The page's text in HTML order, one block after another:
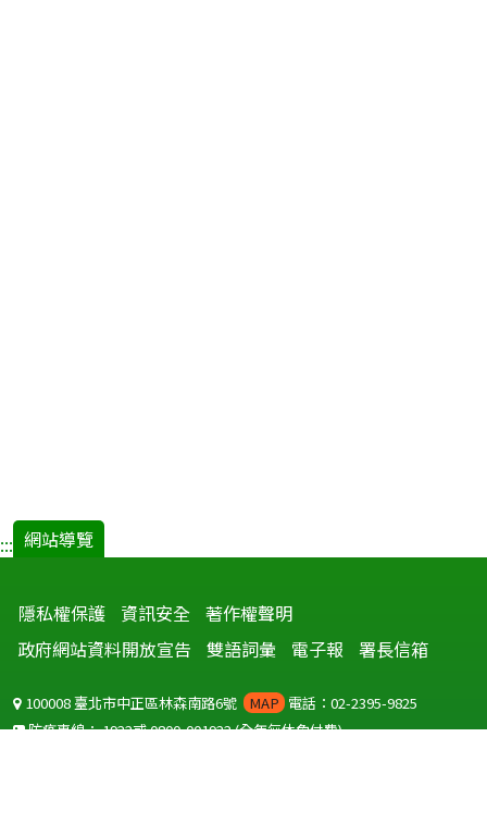
::: 網站導覽
隱私權保護 資訊安全 著作權聲明
政府網站資料開放宣告
雙語詞彙 電子報 署長信箱
100008 臺北市中正區林森南路6號 MAP 電話：02-2395-9825
防疫專線：1922或0800-001922(全年無休免付費)